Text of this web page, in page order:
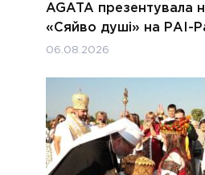
AGATA презентувала
«Сяйво душі» на РАІ-
06.08.2026